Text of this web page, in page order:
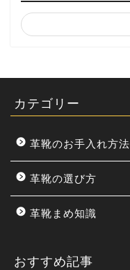
カテゴリー
革靴のお手入れ方法
革靴の選び方
革靴まめ知識
おすすめ記事